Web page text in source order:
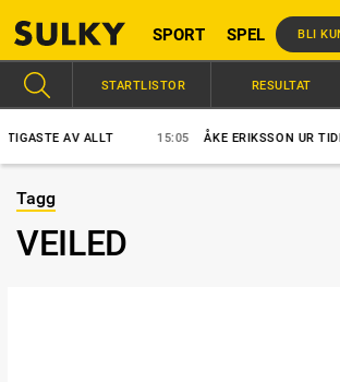
SPORT SPEL BLI
AV ALLT 15:05 ÅKE ERIKSSON UR TIDEN
STARTLISTOR RESULTAT
Tagg
VEILED